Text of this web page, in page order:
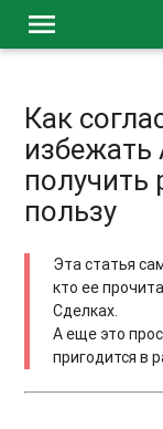
menu
Как
пользу
Эта статья
кто ее
Сделках.
А еще это
пригодится в